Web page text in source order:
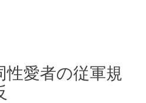
愛者の従軍規